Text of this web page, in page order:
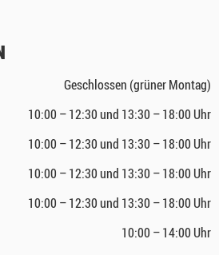
Geschlossen (grüner Montag)
10:00 – 12:30 und 13:30 – 18:00 Uhr
10:00 – 12:30 und 13:30 – 18:00 Uhr
10:00 – 12:30 und 13:30 – 18:00 Uhr
10:00 – 12:30 und 13:30 – 18:00 Uhr
10:00 – 14:00 Uhr